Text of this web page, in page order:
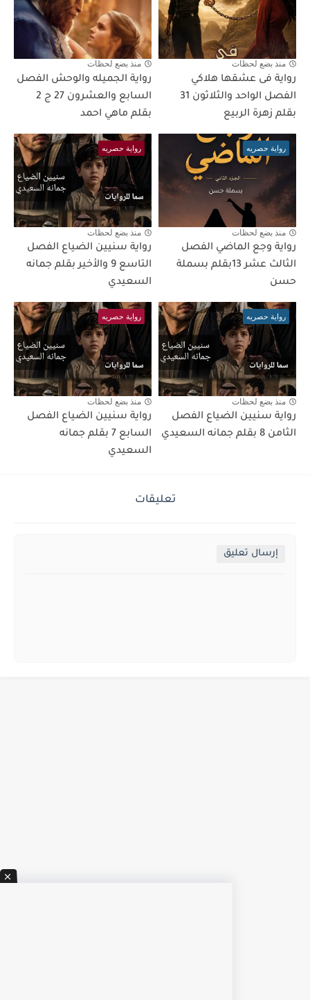
منذ بضع لحظات
رواية فى عشقها هلاكي
الفصل الواحد والثلاثون 31
بقلم زهرة الربيع
منذ بضع لحظات
رواية الجميله والوحش الفصل
السابع والعشرون 27 ج 2
بقلم ماهي احمد
رواية حصريه
منذ بضع لحظات
رواية وجع الماضي الفصل
الثالث عشر 13بقلم بسملة
حسن
رواية حصريه
منذ بضع لحظات
رواية سنيين الضياع الفصل
التاسع 9 والأخير بقلم جمانه
السعيدي
رواية حصريه
منذ بضع لحظات
رواية سنيين الضياع الفصل
الثامن 8 بقلم جمانه السعيدي
رواية حصريه
منذ بضع لحظات
رواية سنيين الضياع الفصل
السابع 7 بقلم جمانه
السعيدي
تعليقات
إرسال تعليق